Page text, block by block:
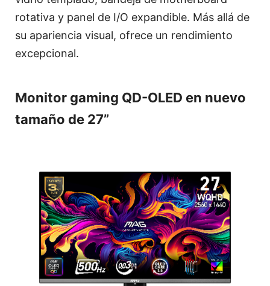
rotativa y panel de I/O expandible. Más allá de
su apariencia visual, ofrece un rendimiento
excepcional.
Monitor gaming QD-OLED en nuevo
tamaño de 27”